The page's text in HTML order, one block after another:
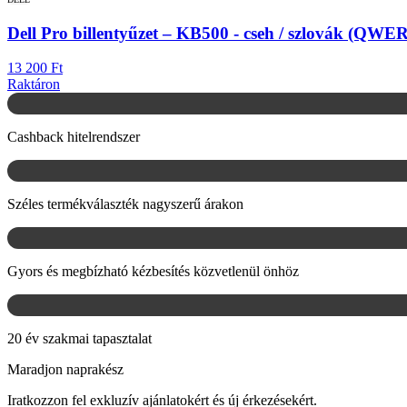
Dell Pro billentyűzet – KB500 - cseh / szlovák
13 200 Ft
Raktáron
Cashback hitelrendszer
Széles termékválaszték nagyszerű árakon
Gyors és megbízható kézbesítés közvetlenül önhöz
20 év szakmai tapasztalat
Maradjon naprakész
Iratkozzon fel exkluzív ajánlatokért és új érkezésekért.